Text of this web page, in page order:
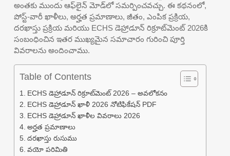
అంతకు ముందు ఆఫ్‌లైన్ మోడ్‌లో సమర్పించవచ్చు. ఈ కథనంలో,
పోస్ట్-వారీ ఖాళీలు, అర్హత ప్రమాణాలు, జీతం, ఎంపిక ప్రక్రియ,
దరఖాస్తు ప్రక్రియ మరియు ECHS డెహ్రాడూన్ రిక్రూట్‌మెంట్ 2026కి
సంబంధించిన ఇతర ముఖ్యమైన సమాచారం గురించి పూర్తి
వివరాలను అందించాము.
Table of Contents
ECHS డెహ్రాడూన్ రిక్రూట్‌మెంట్ 2026 – అవలోకనం
ECHS డెహ్రాడూన్ ఖాళీ 2026 నోటిఫికేషన్ PDF
ECHS డెహ్రాడూన్ ఖాళీల వివరాలు 2026
అర్హత ప్రమాణాలు
దరఖాస్తు రుసుము
వయో పరిమితి